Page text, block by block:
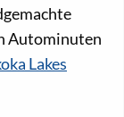
Autominuten
Lakes